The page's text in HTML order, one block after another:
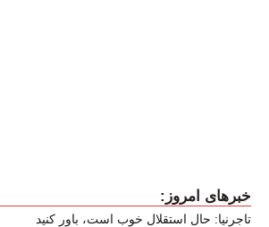
خبرهای امروز:
تاجرنیا: حال استقلال خوب است، باور کنید